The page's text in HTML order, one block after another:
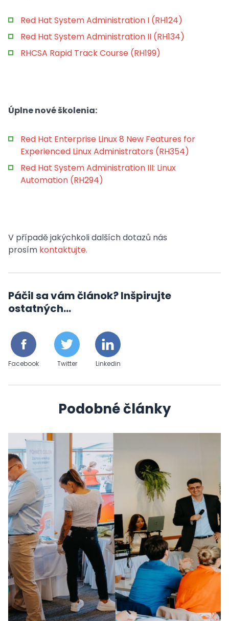
Red Hat System Administration I (RH124)
Red Hat System Administration II (RH134)
RHCSA Rapid Track Course (RH199)
Úplne nové školenia:
Red Hat Enterprise Linux 8 New Features for
Experienced Linux Administrators (RH354)
Red Hat System Administration III: Linux
Automation (RH294)
V případě jakýchkoli dalších dotazů nás
prosím kontaktujte.
Páčil sa vám článok? Inšpirujte
ostatných...
Facebook Twitter Linkedin
Podobné články